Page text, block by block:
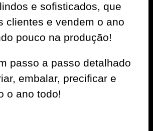
e sofisticados, que
clientes e vendem o ano
pouco na produção!
passo a passo detalhado
embalar, precificar e
o ano todo!